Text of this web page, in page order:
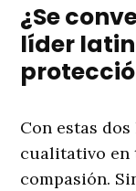
¿Se
líder
Con estas
cualitativo en
compasión.